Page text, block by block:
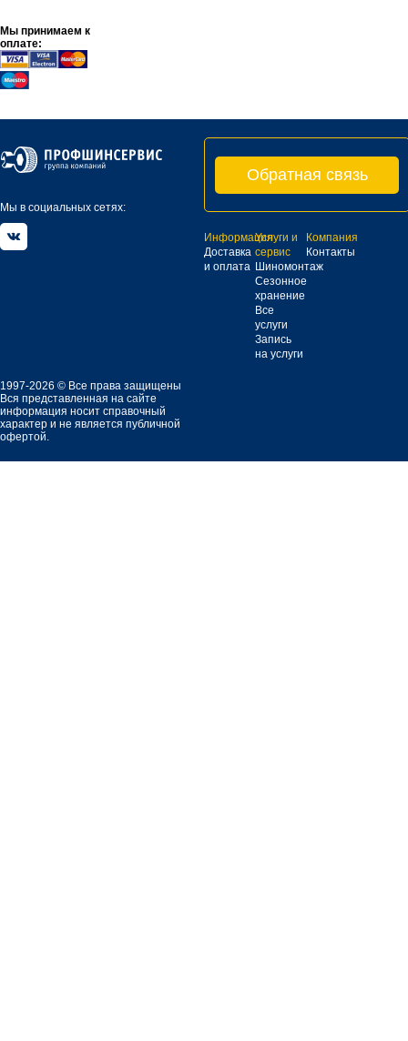
Мы принимаем к
оплате:
Мы в социальных сетях:
Обратная связь
Информация
Доставка
и оплата
Услуги и
сервис
Шиномонтаж
Сезонное
хранение
Все
услуги
Запись
на услуги
Компания
Контакты
1997-2026 © Все права защищены
Вся представленная на сайте
информация носит справочный
характер и не является публичной
офертой.